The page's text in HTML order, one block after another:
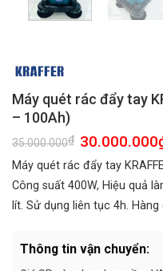
Máy quét rác đẩy tay
– 100Ah)
35.000.000₫ Giá
gốc
là:
35.000.000₫.
30.000.000
Máy quét rác đẩy tay
Công suất 400W, Hiệu quả
lít. Sử dụng liên tục 4h.
Thông tin vận chuyển: